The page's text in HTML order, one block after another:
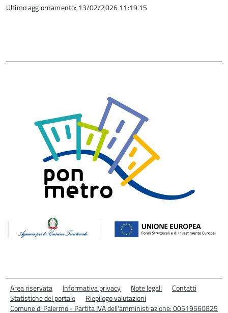
Ultimo aggiornamento: 13/02/2026 11:19.15
Area riservata Informativa privacy Note legali
Contatti
Statistiche del portale
Riepilogo valutazioni
Comune di Palermo - Partita IVA dell'amministrazione: 00519560825